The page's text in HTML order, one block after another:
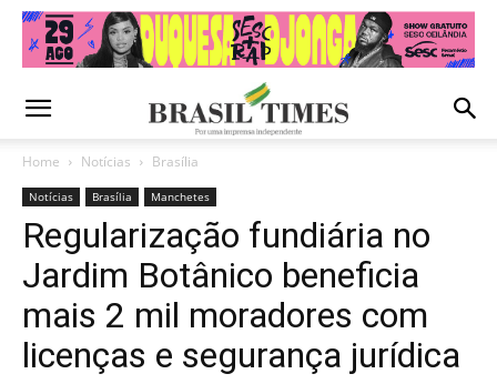
Home Notícias Brasília
Notícias Brasília Manchetes
Regularização fundiária no
Jardim Botânico beneficia
mais 2 mil moradores com
licenças e segurança jurídica